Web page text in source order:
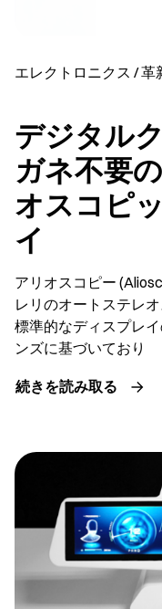
エレクトロニクス /
デジタル
ガネ不要
オスコピ
イ
アリオスコピー
レリのオートステレ
標準的なディスプレ
ンズに基づいており
続きを読み取る